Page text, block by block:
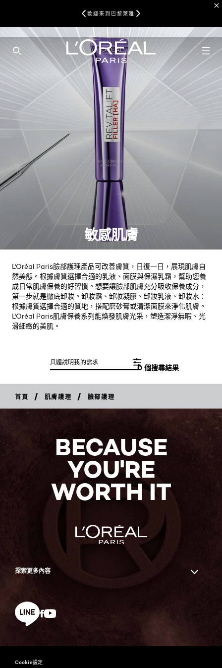
歡迎來到巴黎萊雅
SEARCH THIS SITE
敏感肌膚
L'Oréal Paris臉部護理產品可改善膚質，日復一日，展現肌膚自
然美態。根據膚質選擇合適的乳液、面膜與保濕乳霜，幫助您養
成日常肌膚保養的好習慣。想要讓臉部肌膚充分吸收保養成分，
第一步就是徹底卸妝。卸妝霜、卸妝凝膠、卸妝乳液、卸妝水：
根據膚質選擇合適的質地，搭配磨砂膏或清潔面膜來淨化肌膚。
L'Oréal Paris肌膚保養系列能煥發肌膚光采，塑造潔淨無暇、光
滑細緻的美肌。
0 個搜尋結果
具體說明我的需求
首頁 / 肌膚護理 / 臉部護理
BECAUSE
YOU'RE
WORTH IT
探索更多內容
Cookie設定